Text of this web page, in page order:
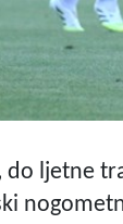
ljetne